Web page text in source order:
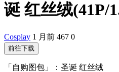
诞 红丝绒(41P/
Cosplay 1 月前 467 0
前往下载
「自购图包」：圣诞 红丝绒